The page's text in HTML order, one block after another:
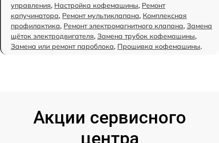
управления, Настройка кофемашины, Ремонт
капучинатора, Ремонт мультиклапана, Комплексная
профилактика, Ремонт электромагнитного клапана, Замена
щёток электродвигателя, Замена трубок кофемашины,
Замена или ремонт пароблока, Прошивка кофемашины.
Акции сервисного
центра